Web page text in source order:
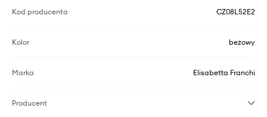
Kod producenta CZ08L52E2
Kolor beżowy
Marka Elisabetta Franchi
Producent